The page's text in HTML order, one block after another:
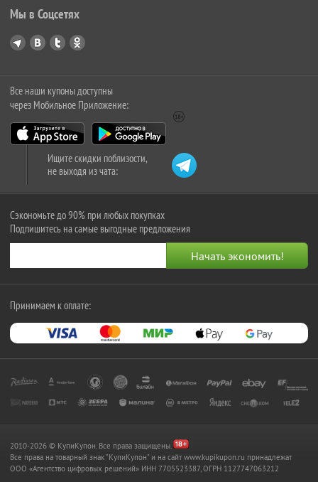
Мы в Соцсетях
Все наши купоны доступны
через Мобильное Приложение:
Ищите скидки поблизости,
не выходя из чата:
Сэкономьте до 90% при любых покупках
Подпишитесь на самые выгодные предложения
Принимаем к оплате:
2010-2026 © КупиКупон. Все права защищены.
Все права на товарный знак "КупиКупон" и на сайт www.kupikupon.ru принадлежат
OOO «Агентство цифровых решений» ИНН 7705523387, ОГРН 1127747063212